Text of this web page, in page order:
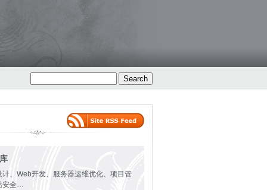
、Web开发、服务器运维优化、项目管
安全…